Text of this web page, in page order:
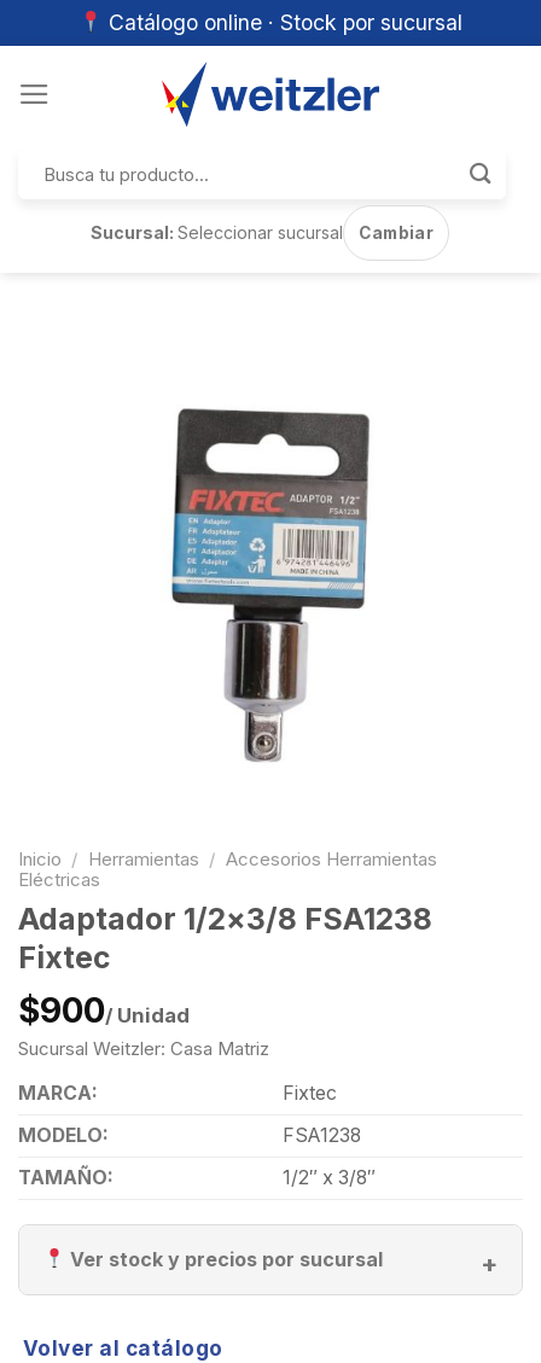
Catálogo online · Stock por sucursal
por:
Sucursal:Seleccionar sucursal Cambiar
Inicio / Herramientas / Accesorios Herramientas
Eléctricas
Adaptador 1/2×3/8 FSA1238
Fixtec
$900/ Unidad
Sucursal Weitzler: Casa Matriz
MARCA:
Fixtec
MODELO:
FSA1238
TAMAÑO:
1/2″ x 3/8″
Ver stock y precios por sucursal
Volver al catálogo